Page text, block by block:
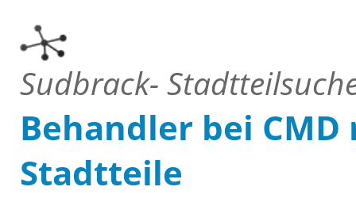
Sudbrack-
Behandler bei
Stadtteile